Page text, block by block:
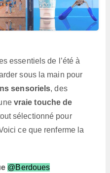
essentiels de l’été à
sous la main pour
sensoriels, des
vraie touche de
sélectionné pour
ce que renferme la
@Berdoues